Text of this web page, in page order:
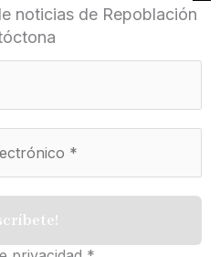
noticias de Repoblación
Autóctona